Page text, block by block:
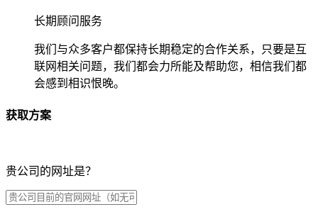
长期顾问服务
我们与众多客户都保持长期稳定的合作关系，只要是互
联网相关问题，我们都会力所能及帮助您，相信我们都
会感到相识恨晚。
获取方案
贵公司的网址是？